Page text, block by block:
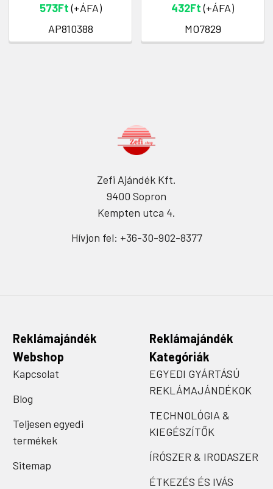
573Ft(+ÁFA)
AP810388
432Ft(+ÁFA)
MO7829
Zefi Ajándék Kft.
9400 Sopron
Kempten utca 4.
Hívjon fel: +36-30-902-8377
Reklámajándék
Webshop
Kapcsolat
Blog
Teljesen egyedi
termékek
Sitemap
Reklámajándék
Kategóriák
EGYEDI GYÁRTÁSÚ
REKLÁMAJÁNDÉKOK
TECHNOLÓGIA &
KIEGÉSZÍTŐK
ÍRÓSZER & IRODASZER
ÉTKEZÉS ÉS IVÁS